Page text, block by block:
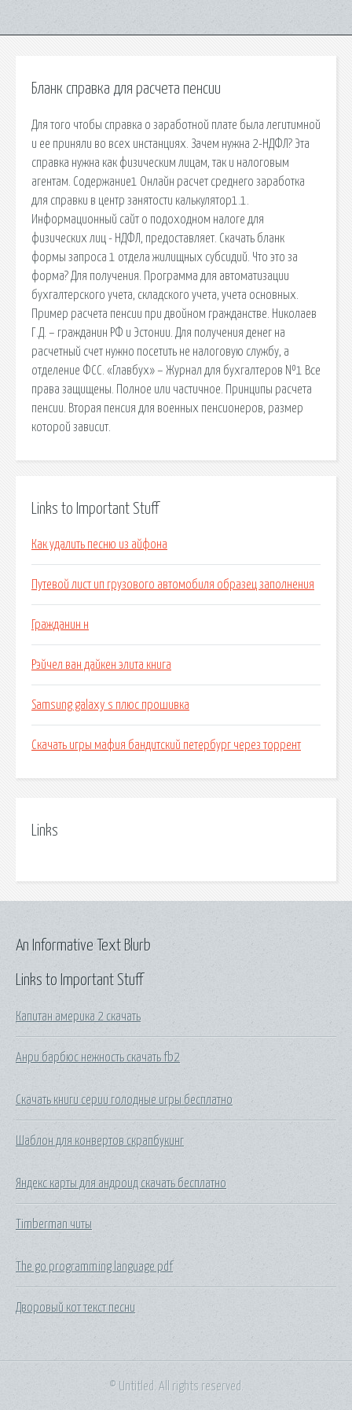
Бланк справка для расчета пенсии
Для того чтобы справка о заработной плате была легитимной
и ее приняли во всех инстанциях. Зачем нужна 2-НДФЛ? Эта
справка нужна как физическим лицам, так и налоговым
агентам. Содержание1 Онлайн расчет среднего заработка
для справки в центр занятости калькулятор1.1.
Информационный сайт о подоходном налоге для
физических лиц - НДФЛ, предоставляет. Скачать бланк
формы запроса 1 отдела жилищных субсидий. Что это за
форма? Для получения. Программа для автоматизации
бухгалтерского учета, складского учета, учета основных.
Пример расчета пенсии при двойном гражданстве. Николаев
Г.Д. – гражданин РФ и Эстонии. Для получения денег на
расчетный счет нужно посетить не налоговую службу, а
отделение ФСС. «Главбух» – Журнал для бухгалтеров №1 Все
права защищены. Полное или частичное. Принципы расчета
пенсии. Вторая пенсия для военных пенсионеров, размер
которой зависит.
Links to Important Stuff
Как удалить песню из айфона
Путевой лист ип грузового автомобиля образец заполнения
Гражданин н
Рэйчел ван дайкен элита книга
Samsung galaxy s плюс прошивка
Скачать игры мафия бандитский петербург через торрент
Links
Links to Important Stuff
Капитан америка 2 скачать
Анри барбюс нежность скачать fb2
Скачать книги серии голодные игры бесплатно
Шаблон для конвертов скрапбукинг
Яндекс карты для андроид скачать бесплатно
Timberman читы
The go programming language pdf
Дворовый кот текст песни
An Informative Text Blurb
© Untitled. All rights reserved.